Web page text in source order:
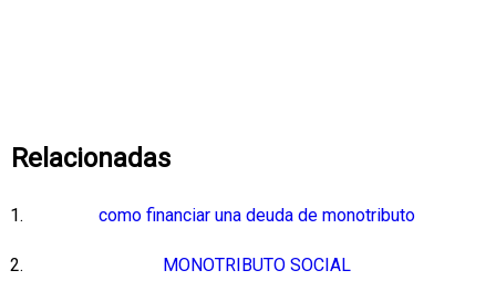
Relacionadas
como financiar una deuda de monotributo
MONOTRIBUTO SOCIAL